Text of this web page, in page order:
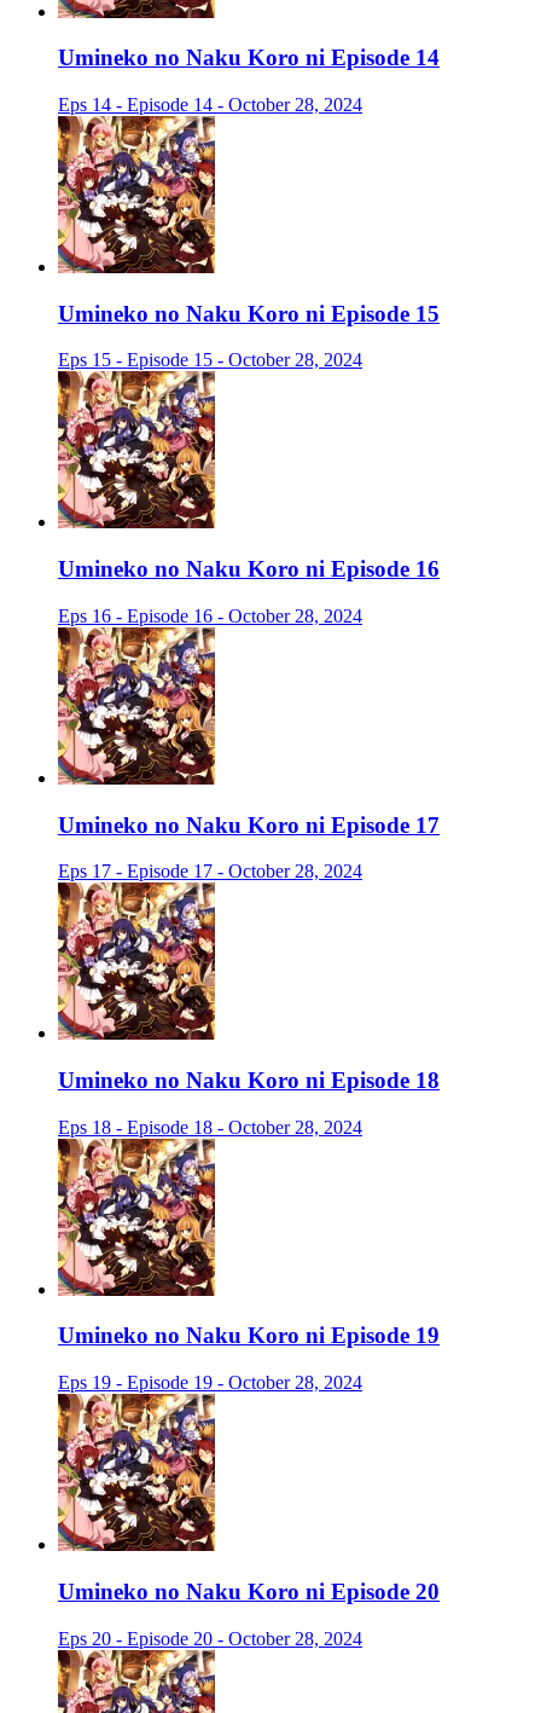
Umineko no Naku Koro ni Episode 14
Eps 14 - Episode 14 - October 28, 2024
Umineko no Naku Koro ni Episode 15
Eps 15 - Episode 15 - October 28, 2024
Umineko no Naku Koro ni Episode 16
Eps 16 - Episode 16 - October 28, 2024
Umineko no Naku Koro ni Episode 17
Eps 17 - Episode 17 - October 28, 2024
Umineko no Naku Koro ni Episode 18
Eps 18 - Episode 18 - October 28, 2024
Umineko no Naku Koro ni Episode 19
Eps 19 - Episode 19 - October 28, 2024
Umineko no Naku Koro ni Episode 20
Eps 20 - Episode 20 - October 28, 2024